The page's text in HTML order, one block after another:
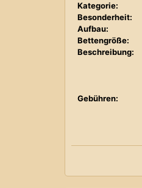
Kategorie:
Besonderheit:
Aufbau:
Bettengröße:
Beschreibung:
Gebühren: